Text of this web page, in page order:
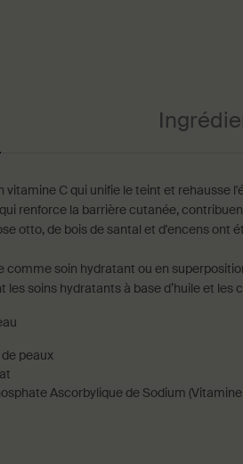
C qui unifie le teint et rehausse
renforce la barrière cutanée,
otto, de bois de santal et d'encens
soin hydratant ou en
les soins hydratants à base d’huile et les
peaux
Ascorbylique de Sodium